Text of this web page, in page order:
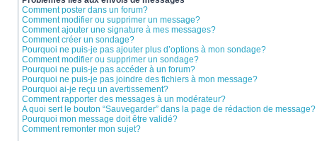
Comment poster dans un forum?
Comment modifier ou supprimer un message?
Comment ajouter une signature à mes messages?
Comment créer un sondage?
Pourquoi ne puis-je pas ajouter plus d’options à mon sondage?
Comment modifier ou supprimer un sondage?
Pourquoi ne puis-je pas accéder à un forum?
Pourquoi ne puis-je pas joindre des fichiers à mon message?
Pourquoi ai-je reçu un avertissement?
Comment rapporter des messages à un modérateur?
A quoi sert le bouton “Sauvegarder” dans la page de rédaction de message?
Pourquoi mon message doit être validé?
Comment remonter mon sujet?